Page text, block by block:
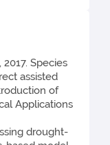
2017. Species
assisted
of
Applications
drought-